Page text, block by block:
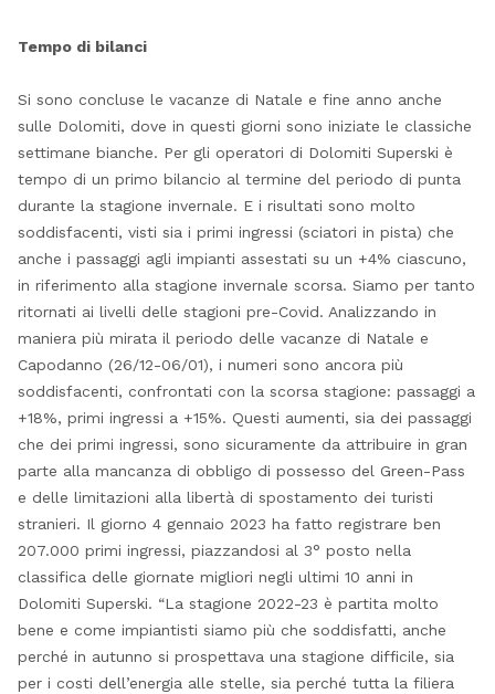
Tempo di bilanci
Si sono concluse le vacanze di Natale e fine anno anche
sulle Dolomiti, dove in questi giorni sono iniziate le classiche
settimane bianche. Per gli operatori di Dolomiti Superski è
tempo di un primo bilancio al termine del periodo di punta
durante la stagione invernale. E i risultati sono molto
soddisfacenti, visti sia i primi ingressi (sciatori in pista) che
anche i passaggi agli impianti assestati su un +4% ciascuno,
in riferimento alla stagione invernale scorsa. Siamo per tanto
ritornati ai livelli delle stagioni pre-Covid. Analizzando in
maniera più mirata il periodo delle vacanze di Natale e
Capodanno (26/12-06/01), i numeri sono ancora più
soddisfacenti, confrontati con la scorsa stagione: passaggi a
+18%, primi ingressi a +15%. Questi aumenti, sia dei passaggi
che dei primi ingressi, sono sicuramente da attribuire in gran
parte alla mancanza di obbligo di possesso del Green-Pass
e delle limitazioni alla libertà di spostamento dei turisti
stranieri. Il giorno 4 gennaio 2023 ha fatto registrare ben
207.000 primi ingressi, piazzandosi al 3° posto nella
classifica delle giornate migliori negli ultimi 10 anni in
Dolomiti Superski. “La stagione 2022-23 è partita molto
bene e come impiantisti siamo più che soddisfatti, anche
perché in autunno si prospettava una stagione difficile, sia
per i costi dell’energia alle stelle, sia perché tutta la filiera